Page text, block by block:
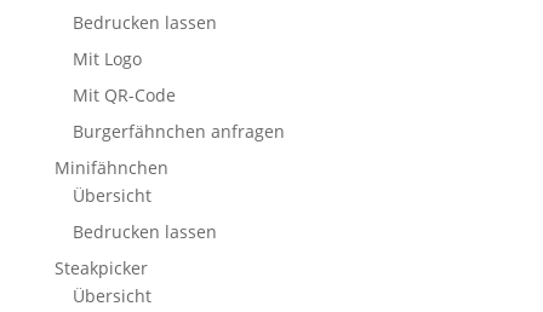
Bedrucken lassen
Mit Logo
Mit QR-Code
Burgerfähnchen anfragen
Minifähnchen
Übersicht
Bedrucken lassen
Steakpicker
Übersicht